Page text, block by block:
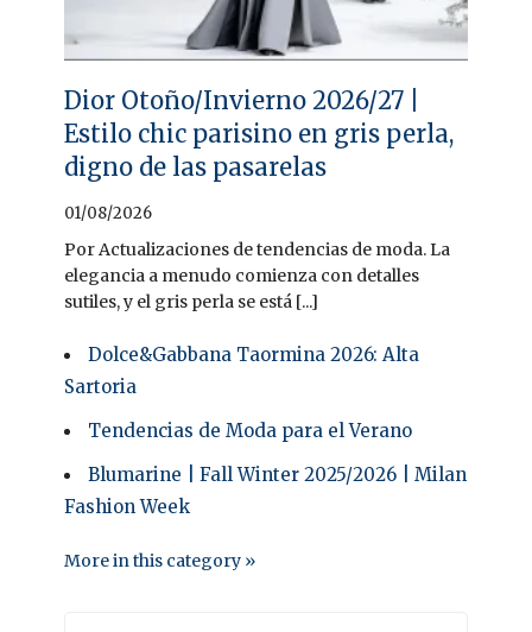
Dior Otoño/Invierno 2026/27 |
Estilo chic parisino en gris perla,
digno de las pasarelas
01/08/2026
Por Actualizaciones de tendencias de moda. La
elegancia a menudo comienza con detalles
sutiles, y el gris perla se está [...]
Dolce&Gabbana Taormina 2026: Alta
Sartoria
Tendencias de Moda para el Verano
Blumarine | Fall Winter 2025/2026 | Milan
Fashion Week
More in this category »